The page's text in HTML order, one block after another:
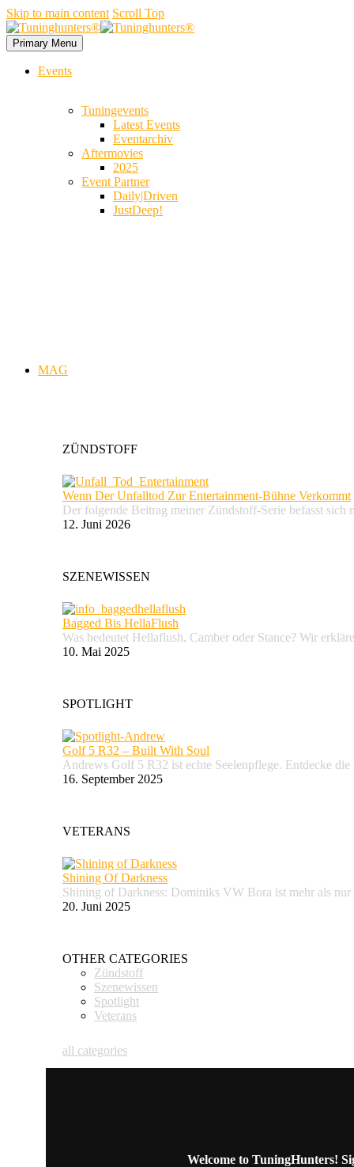
Skip to main content Scroll Top
Primary Menu
Events
Tuningevents
Latest Events
Eventarchiv
Aftermovies
2025
Event Partner
Daily|Driven
JustDeep!
MAG
ZÜNDSTOFF
Wenn Der Unfalltod Zur Entertainment-Bühne Verkommt
Der folgende Beitrag meiner Zündstoff-Serie befasst
12. Juni 2026
SZENEWISSEN
Bagged Bis HellaFlush
Was bedeutet Hellaflush, Camber oder Stance? Wir
10. Mai 2025
SPOTLIGHT
Golf 5 R32 – Built With Soul
Andrews Golf 5 R32 ist echte Seelenpflege. Entdecke
16. September 2025
VETERANS
Shining Of Darkness
Shining of Darkness: Dominiks VW Bora ist mehr als
20. Juni 2025
OTHER CATEGORIES
Zündstoff
Szenewissen
Spotlight
Veterans
all categories
Welcome to TuningHunters!